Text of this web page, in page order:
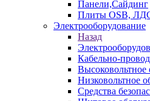
Панели,Сайдинг
Плиты OSB,
Электрооборудование
Назад
Кабельно-
Высоковольтное
Низковольтное
Средства